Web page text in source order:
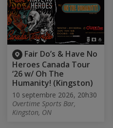
Fair Do’s & Have No
Heroes Canada Tour
‘26 w/ Oh The
Humanity! (Kingston)
10 septembre 2026, 20h30
Overtime Sports Bar,
Kingston, ON